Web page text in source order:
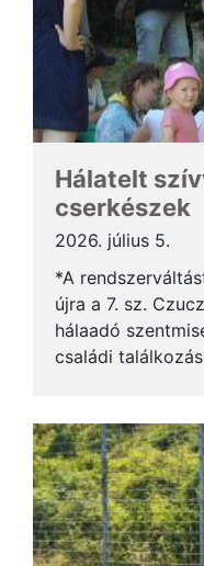
Hálatelt
cserkészek
2026. július 5.
*A
újra a 7. sz.
hálaadó
családi